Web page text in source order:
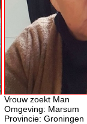
Vrouw zoekt Man
Omgeving: Marsum
Provincie: Groningen